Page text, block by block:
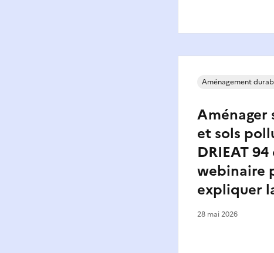
Aménager
et sols
DRIEAT
webinaire
expliquer
Aménagement
28 mai 2026